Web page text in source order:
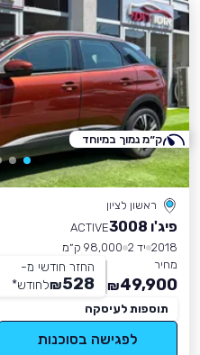
ראשון לציון
פיג'ו 3008
ACTIVE
2018 יד 2
98,000 ק״מ
מחיר
49,900
₪
החזר חודשי מ-
528
₪לחודש*
תוספות לעיסקה
לפגישה בסוכנות
ק״מ נמוך במיוחד